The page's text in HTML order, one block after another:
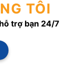
TÔI
trợ bạn 24/7